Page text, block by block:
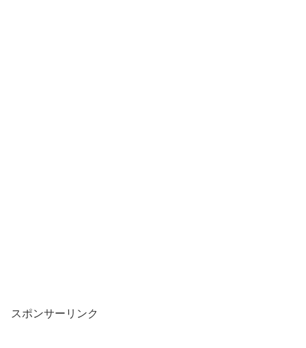
スポンサーリンク